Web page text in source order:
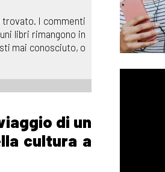
trovato. I commenti
libri rimangono in
mai conosciuto, o
di un
cultura a